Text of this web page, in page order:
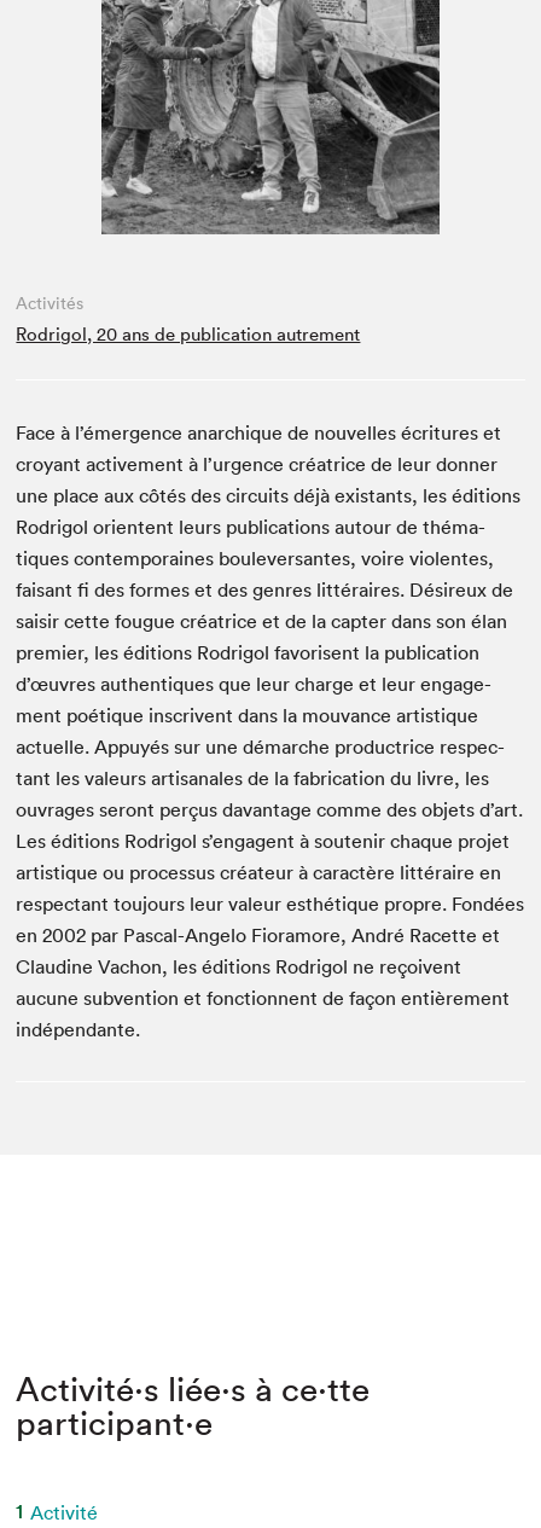
Espace médias
Activités
Rodrigol, 20 ans de publication autrement
Face à l’émergence anar­chique de nou­velles écri­t­ures et
croy­ant active­ment à l’urgence créa­trice de leur don­ner
une place aux côtés des cir­cuits déjà exis­tants, les édi­tions
Rodrigol ori­en­tent leurs pub­li­ca­tions autour de thé­ma­
tiques con­tem­po­raines boulever­santes, voire vio­lentes,
faisant fi des formes et des gen­res lit­téraires. Désireux de
saisir cette fougue créa­trice et de la capter dans son élan
pre­mier, les édi­tions Rodrigol favorisent la pub­li­ca­tion
d’œuvres authen­tiques que leur charge et leur engage­
ment poé­tique inscrivent dans la mou­vance artis­tique
actuelle. Appuyés sur une démarche pro­duc­trice respec­
tant les valeurs arti­sanales de la fab­ri­ca­tion du livre, les
ouvrages seront perçus davan­tage comme des objets d’art.
Les édi­tions Rodrigol s’engagent à soutenir chaque pro­jet
artis­tique ou proces­sus créa­teur à car­ac­tère lit­téraire en
respec­tant tou­jours leur valeur esthé­tique pro­pre. Fondées
en2002 par Pas­cal-Ange­lo Fio­ramore, André Racette et
Clau­dine Vachon, les édi­tions Rodrigol ne reçoivent
aucune sub­ven­tion et fonc­tion­nent de façon entière­ment
indépendante.
Activité⋅s liée⋅s à ce⋅tte
participant⋅e
1 Activité